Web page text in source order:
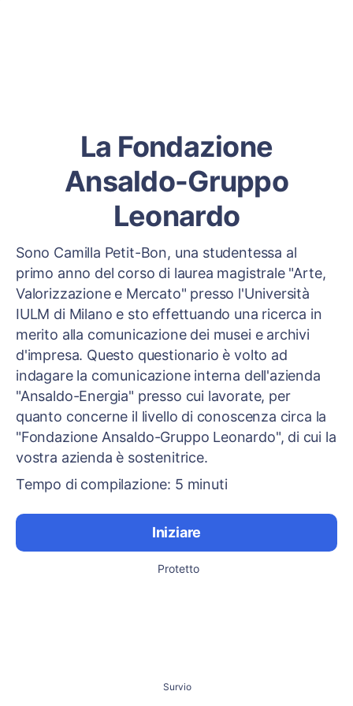
La Fondazione
Ansaldo-Gruppo
Leonardo
Sono Camilla Petit-Bon, una studentessa al
primo anno del corso di laurea magistrale "Arte,
Valorizzazione e Mercato" presso l'Università
IULM di Milano e sto effettuando una ricerca in
merito alla comunicazione dei musei e archivi
d'impresa. Questo questionario è volto ad
indagare la comunicazione interna dell'azienda
"Ansaldo-Energia" presso cui lavorate, per
quanto concerne il livello di conoscenza circa la
"Fondazione Ansaldo-Gruppo Leonardo", di cui la
vostra azienda è sostenitrice.
Tempo di compilazione: 5 minuti
Iniziare
Protetto
Survio